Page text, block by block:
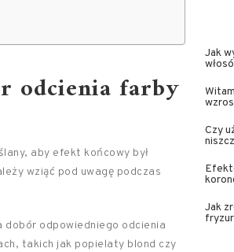
odcienia farby
aby efekt końcowy był
wziąć pod uwagę podczas
dobór odpowiedniego odcienia
takich jak popielaty blond czy
Jak
Czy
Jak